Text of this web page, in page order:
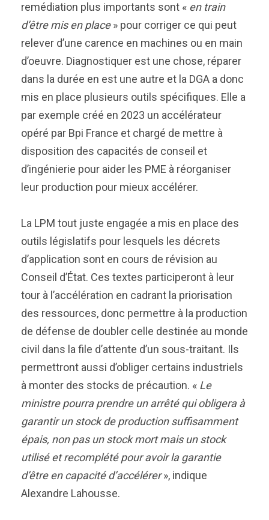
remédiation plus importants sont « en train
d’être mis en place» pour corriger ce qui peut
relever d’une carence en machines ou en main
d’oeuvre. Diagnostiquer est une chose, réparer
dans la durée en est une autre et la DGA a donc
mis en place plusieurs outils spécifiques. Elle a
par exemple créé en 2023 un accélérateur
opéré par Bpi France et chargé de mettre à
disposition des capacités de conseil et
d’ingénierie pour aider les PME à réorganiser
leur production pour mieux accélérer.
La LPM tout juste engagée a mis en place des
outils législatifs pour lesquels les décrets
d’application sont en cours de révision au
Conseil d’État. Ces textes participeront à leur
tour à l’accélération en cadrant la priorisation
des ressources, donc permettre à la production
de défense de doubler celle destinée au monde
civil dans la file d’attente d’un sous-traitant. Ils
permettront aussi d’obliger certains industriels
à monter des stocks de précaution. « Le
ministre pourra prendre un arrêté qui obligera à
garantir un stock de production suffisamment
épais, non pas un stock mort mais un stock
utilisé et recomplété pour avoir la garantie
d’être en capacité d’accélérer», indique
Alexandre Lahousse.